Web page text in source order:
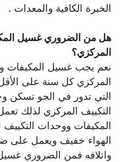
الخبرة الكافية والمعدات .
هل من الضروري غسيل
المركزي؟
نعم يجب غسيل المكيفات
المركزي كل سنة على
التي تدور في الجو تسكن
التكييف المركزي لذلك
المكيفات ووحدات
الهواء خفيف ويعمل
واتلافه فمن الضروري